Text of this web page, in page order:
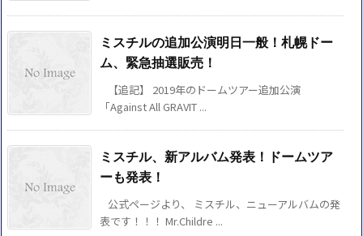
ミスチルの追加公演明日一般！札幌ドー
ム、緊急抽選販売！
【追記】 2019年のドームツアー追加公演
「Against All GRAVIT ...
ミスチル、新アルバム発表！ドームツア
ーも発表！
公式ページより、 ミスチル、ニューアルバムの発
表です！！！ Mr.Childre ...